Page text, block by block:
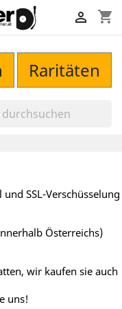
shopping_cart

Raritäten
SSL-Verschüsselung
Österreichs)
wir kaufen sie auch
uns!